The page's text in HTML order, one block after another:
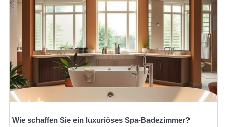
Wie schaffen Sie ein luxuriöses Spa-Badezimmer?